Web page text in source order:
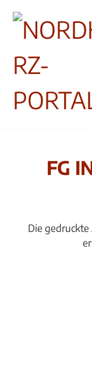
FG
Die